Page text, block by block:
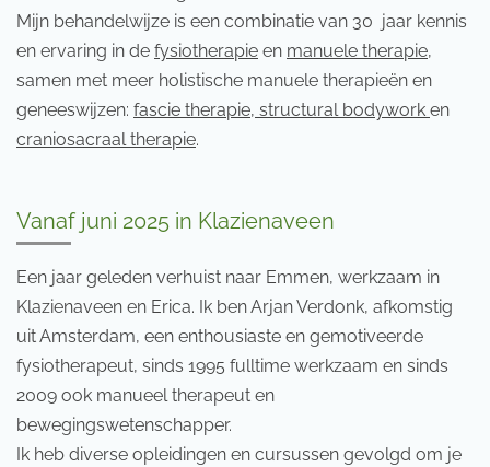
Mijn behandelwijze is een combinatie van 30 jaar kennis
en ervaring in de fysiotherapie en manuele therapie,
samen met meer holistische manuele therapieën en
geneeswijzen: fascie therapie, structural bodywork en
craniosacraal therapie.
Vanaf juni 2025 in Klazienaveen
Een jaar geleden verhuist naar Emmen, werkzaam in
Klazienaveen en Erica. Ik ben Arjan Verdonk, afkomstig
uit Amsterdam, een enthousiaste en gemotiveerde
fysiotherapeut, sinds 1995 fulltime werkzaam en sinds
2009 ook manueel therapeut en
bewegingswetenschapper.
Ik heb diverse opleidingen en cursussen gevolgd om je